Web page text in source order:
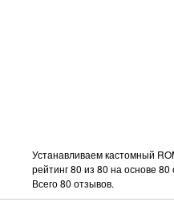
Устанавливаем кастомный
рейтинг80 из 80 на основе 80
Всего80 отзывов.